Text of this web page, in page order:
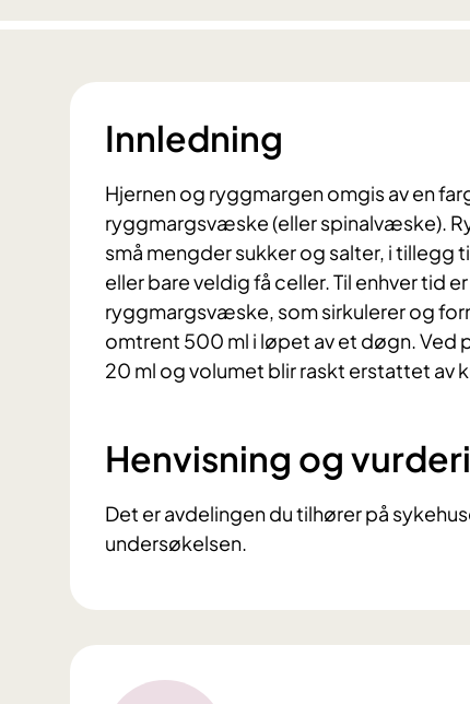
Innledning
Hjernen og ryggmargen omgis av en
ryggmargsvæske (eller spinalvæske).
små mengder sukker og salter, i tillegg
eller bare veldig få celler. Til enhver tid
ryggmargsvæske, som sirkulerer og
omtrent 500 ml i løpet av et døgn. Ved
20 ml og volumet blir raskt erstattet av
Henvisning og
Det er avdelingen du tilhører på
undersøkelsen.